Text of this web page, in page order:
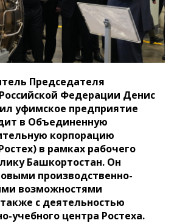
Председателя
Федерации Денис
уфимское предприятие
в Объединенную
корпорацию
в рамках рабочего
Башкортостан. Он
производственно-
возможностями
с деятельностью
учебного центра Ростеха.